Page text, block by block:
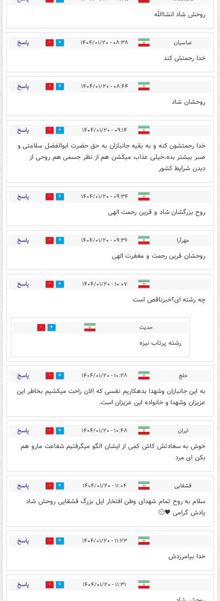
روحش شاد انشاالله
عباسیان ۰۸:۳۸ - ۱۴۰۴/۰۱/۲۰ 0 پاسخ
خدا رحمتش کند
۰۸:۴۴ - ۱۴۰۴/۰۱/۲۰ 0 پاسخ
روحشان شاد
۰۹:۱۴ - ۱۴۰۴/۰۱/۲۰ 0 پاسخ
خدا رحمتشون کنه و به بقیه جانبازان به حق حضرت ابوالفضل سلامتی و
صبر بیشتر بده،خیلی عذاب میکشن هم از نظر جسمی هم روحی از
دیدن شرایط کشور
۰۹:۳۴ - ۱۴۰۴/۰۱/۲۰ 0 پاسخ
روح بزرگشان شاد و قرین رحمت الهی
مهرآرا ۰۹:۳۶ - ۱۴۰۴/۰۱/۲۰ 0 پاسخ
روحشان قرین رحمت و مغفرت الهی
۱۰:۰۷ - ۱۴۰۴/۰۱/۲۰ 0 پاسخ
چه رشته ای؟خبرناقص است
حدیث 0
رشته پرتاب نیزه
خلج ۱۰:۲۸ - ۱۴۰۴/۰۱/۲۰ 0 پاسخ
به این جانبازان وشهدا بدهکاریم نفسی که الان راحت میکشیم بخاطر این
عزیزان وشهدا و خانواده این عزیزان است.
ایران ۱۰:۴۸ - ۱۴۰۴/۰۱/۲۰ 1 پاسخ
خوش به سعادتش کاش کمی از ایشان الگو میگرفتیم شفاعت مارو هم
بکن ای مرد
قشقایی ۱۱:۰۴ - ۱۴۰۴/۰۱/۲۰ 1 پاسخ
سلام به روح تمام شهدای وطن افتخار ایل بزرگ قشقایی روحش شاد
یادش گرامی 🖤😔
۱۱:۲۳ - ۱۴۰۴/۰۱/۲۰ 0 پاسخ
خدا بیامرزدش
۱۱:۳۱ - ۱۴۰۴/۰۱/۲۰ 0 پاسخ